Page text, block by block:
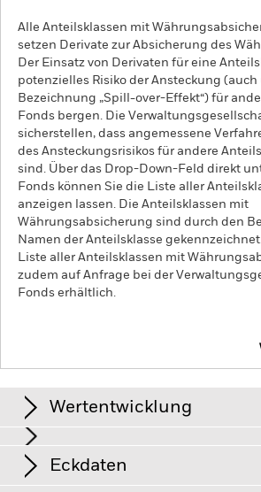
Alle Anteilsklassen mit
setzen Derivate zur Absicherung des
Der Einsatz von Derivaten für eine
potenzielles Risiko der Ansteckung
Bezeichnung „Spill-over-Effekt“) für
Fonds bergen. Die
sicherstellen, dass angemessene
des Ansteckungsrisikos für andere
sind. Über das Drop-Down-Feld direkt
Fonds können Sie die Liste aller
anzeigen lassen. Die Anteilsklassen mit
Währungsabsicherung sind durch den
Namen der Anteilsklasse
Liste aller Anteilsklassen mit
zudem auf Anfrage bei der
Fonds erhältlich.
Wertentwicklung
Schwellenländer sind im Allgemeinen
wirtschaftlichen oder politischen
Eckdaten